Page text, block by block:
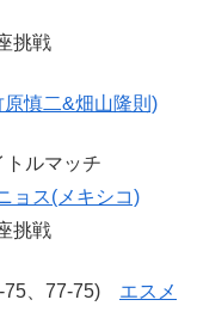
挑戦
慎二&畑山隆則)
ルマッチ
ョス(メキシコ)
挑戦
75、77-75) エスメ